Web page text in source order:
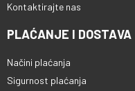
Kontaktirajte nas
PLAĆANJE I DOSTAVA
Načini plaćanja
Sigurnost plaćanja